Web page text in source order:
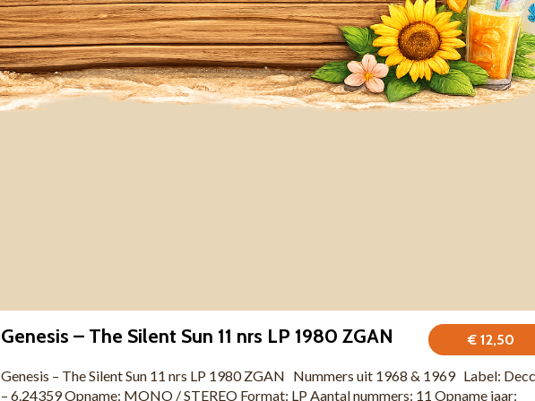
€ 12,50
Genesis – The Silent Sun 11 nrs LP 1980 ZGAN
Genesis – The Silent Sun 11 nrs LP 1980 ZGAN Nummers uit 1968 & 1969 Label:
– 6.24359 Opname: MONO / STEREO Format: LP Aantal nummers: 11 Opname jaar: